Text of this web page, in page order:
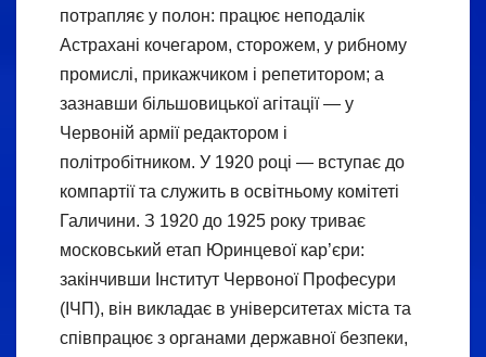
потрапляє у полон: працює неподалік
Астрахані кочегаром, сторожем, у рибному
промислі, прикажчиком і репетитором; а
зазнавши більшовицької агітації — у
Червоній армії редактором і
політробітником. У 1920 році — вступає до
компартії та служить в освітньому комітеті
Галичини. З 1920 до 1925 року триває
московський етап Юринцевої кар’єри:
закінчивши Інститут Червоної Професури
(ІЧП), він викладає в університетах міста та
співпрацює з органами державної безпеки,